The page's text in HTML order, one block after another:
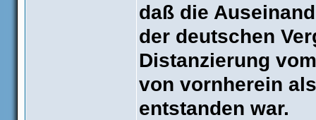
daß die
der deutschen
Distanzierung
von vornherein
entstanden war.